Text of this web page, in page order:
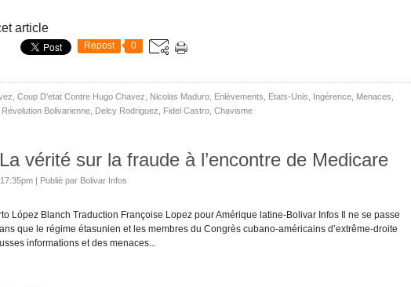
article
Repost 0
Coup D'etat Contre Hugo Chavez Nicolas Maduro Enlèvements Etats-Unis Ingérence Menaces
Révolution Bolivarienne Delcy Rodriguez Fidel Castro Chavisme
vérité sur la fraude à l’encontre de Medicare
| Publié par Bolivar Infos
López Blanch Traduction Françoise Lopez pour Amérique latine-Bolivar Infos Il ne se passe
que le régime étasunien et les membres du Congrès cubano-américains d’extrême-droite
informations et des menaces...